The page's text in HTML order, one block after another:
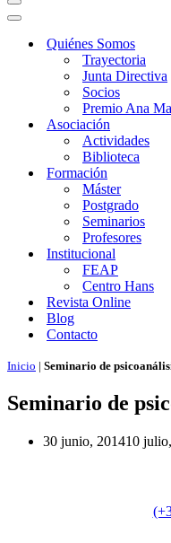
Menú
de
navegación
Menú
navegaciónQuiénes Somos
Trayectoria
Junta Directiva
Socios
Premio Ana
Asociación
Actividades
Biblioteca
Formación
Máster
Postgrado
Seminarios
Profesores
Institucional
FEAP
Centro Hans
Revista Online
Blog
Contacto
Inicio | Seminario de
Seminario de
30 junio, 201410